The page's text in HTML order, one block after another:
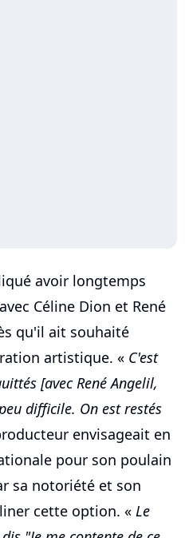
avoir longtemps
Céline Dion et René
qu'il ait souhaité
artistique. « C'est
[avec René Angelil,
difficile. On est restés
envisageait en
pour son poulain
sa notoriété et son
cette option. « Le